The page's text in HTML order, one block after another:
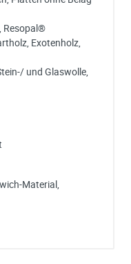
Resopal®
Exotenholz,
und Glaswolle,
Material,